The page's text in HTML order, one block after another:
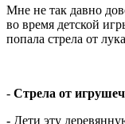
Мне не так давно
во время детской
попала стрела от
- Стрела от
- Дети эту